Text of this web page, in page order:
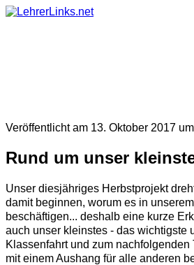
Skip
Veröffentlicht am 13. Oktober 2017
Rund um unser
Unser diesjähriges Herbstprojekt
damit beginnen, worum es in
beschäftigen... deshalb eine kurze
auch unser kleinstes - das wichtigste
Klassenfahrt und zum
mit einem Aushang für alle anderen